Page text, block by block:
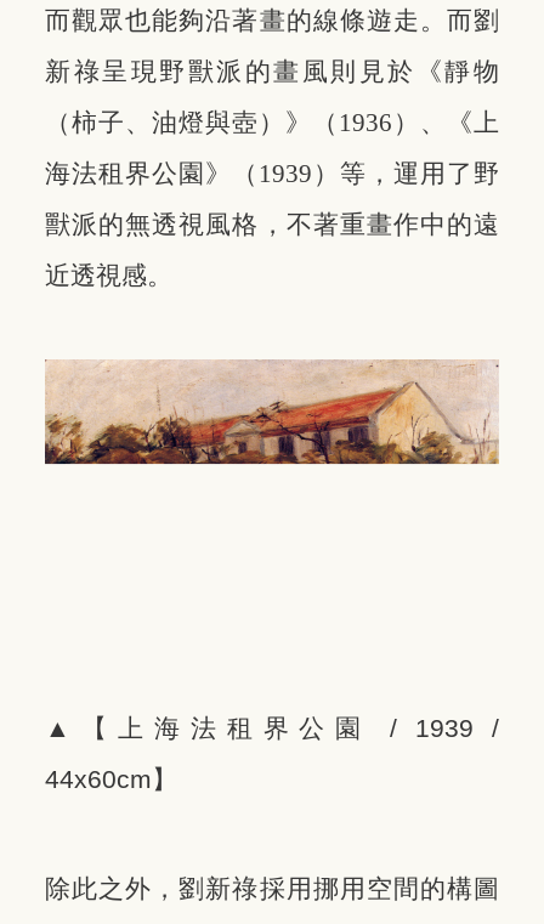
而觀眾也能夠沿著畫的線條遊走。而劉
新祿呈現野獸派的畫風則見於《靜物
（柿子、油燈與壺）》（1936）、《上
海法租界公園》（1939）等，運用了野
獸派的無透視風格，不著重畫作中的遠
近透視感。
▲【上海法租界公園 / 1939 /
44x60cm】
除此之外，劉新祿採用挪用空間的構圖